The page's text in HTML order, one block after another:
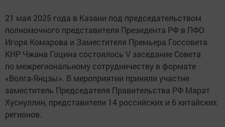
21 мая 2025 года в Казани под председательством
полномочного представителя Президента РФ в ПФО
Игоря Комарова и Заместителя Премьера Госсовета
КНР Чжана Гоцина состоялось V заседание Совета
по межрегиональному сотрудничеству в формате
«Волга-Янцзы». В мероприятии приняли участие
заместитель Председателя Правительства РФ Марат
Хуснуллин, представители 14 российских и 6 китайских
регионов.